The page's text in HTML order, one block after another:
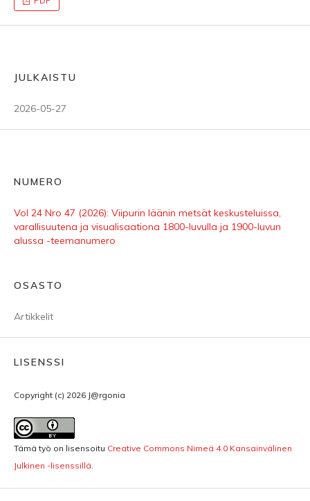
JULKAISTU
2026-05-27
NUMERO
Vol 24 Nro 47 (2026): Viipurin läänin metsät keskusteluissa,
varallisuutena ja visualisaationa 1800-luvulla ja 1900-luvun
alussa -teemanumero
OSASTO
Artikkelit
LISENSSI
Copyright (c) 2026 J@rgonia
Tämä työ on lisensoitu Creative Commons Nimeä 4.0 Kansainvälinen
Julkinen -lisenssillä